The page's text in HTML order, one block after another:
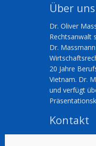
Über uns
Dr. Oliver
Rechtsanwalt
Dr.
20 Jahre
Vietnam. Dr.
und verfügt
Kontakt